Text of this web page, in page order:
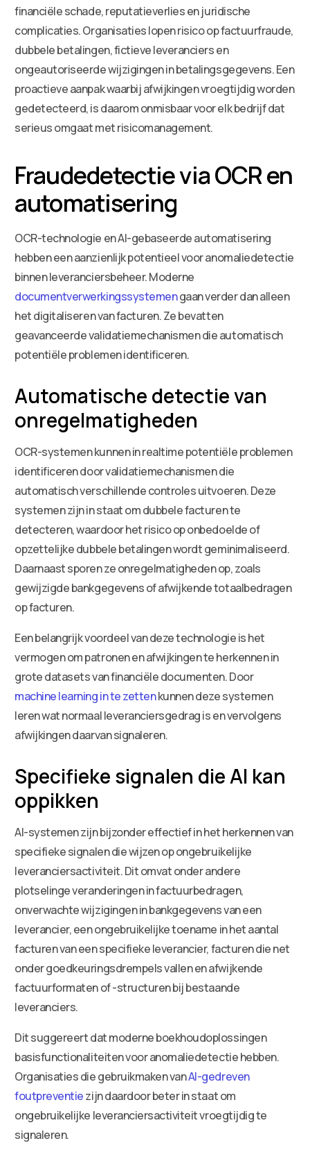
financiële schade, reputatieverlies en juridische
complicaties. Organisaties lopen risico op factuurfraude,
dubbele betalingen, fictieve leveranciers en
ongeautoriseerde wijzigingen in betalingsgegevens. Een
proactieve aanpak waarbij afwijkingen vroegtijdig worden
gedetecteerd, is daarom onmisbaar voor elk bedrijf dat
serieus omgaat met risicomanagement.
Fraudedetectie via OCR en
automatisering
OCR-technologie en AI-gebaseerde automatisering
hebben een aanzienlijk potentieel voor anomaliedetectie
binnen leveranciersbeheer. Moderne
documentverwerkingssystemengaan verder dan alleen
het digitaliseren van facturen. Ze bevatten
geavanceerde validatiemechanismen die automatisch
potentiële problemen identificeren.
Automatische detectie van
onregelmatigheden
OCR-systemen kunnen in realtime potentiële problemen
identificeren door validatiemechanismen die
automatisch verschillende controles uitvoeren. Deze
systemen zijn in staat om dubbele facturen te
detecteren, waardoor het risico op onbedoelde of
opzettelijke dubbele betalingen wordt geminimaliseerd.
Daarnaast sporen ze onregelmatigheden op, zoals
gewijzigde bankgegevens of afwijkende totaalbedragen
op facturen.
Een belangrijk voordeel van deze technologie is het
vermogen om patronen en afwijkingen te herkennen in
grote datasets van financiële documenten. Door
machine learning in te zettenkunnen deze systemen
leren wat normaal leveranciersgedrag is en vervolgens
afwijkingen daarvan signaleren.
Specifieke signalen die AI kan
oppikken
AI-systemen zijn bijzonder effectief in het herkennen van
specifieke signalen die wijzen op ongebruikelijke
leveranciersactiviteit. Dit omvat onder andere
plotselinge veranderingen in factuurbedragen,
onverwachte wijzigingen in bankgegevens van een
leverancier, een ongebruikelijke toename in het aantal
facturen van een specifieke leverancier, facturen die net
onder goedkeuringsdrempels vallen en afwijkende
factuurformaten of -structuren bij bestaande
leveranciers.
Dit suggereert dat moderne boekhoudoplossingen
basisfunctionaliteiten voor anomaliedetectie hebben.
Organisaties die gebruikmaken vanAI-gedreven
foutpreventiezijn daardoor beter in staat om
ongebruikelijke leveranciersactiviteit vroegtijdig te
signaleren.